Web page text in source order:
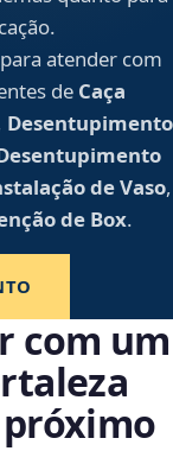
atender com
de Caça
Desentupimento
de Vaso,
de Box.
com um
próximo